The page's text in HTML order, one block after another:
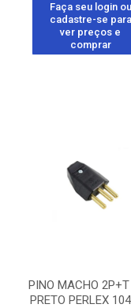
Faça seu login ou
cadastre-se para
ver preços e
comprar
PINO MACHO
PRETO PERLEX